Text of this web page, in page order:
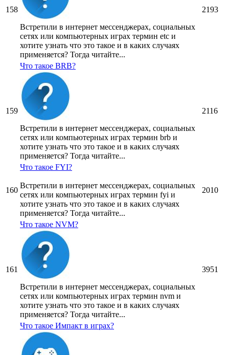
158
Встретили в интернет мессенджерах, социальных
сетях или компьютерных играх термин etc и
хотите узнать что это такое и в каких случаях
применяется? Тогда читайте...
2193
159
Что такое BRB?
Встретили в интернет мессенджерах, социальных
сетях или компьютерных играх термин brb и
хотите узнать что это такое и в каких случаях
применяется? Тогда читайте...
2116
160
Что такое FYI?
Встретили в интернет мессенджерах, социальных
сетях или компьютерных играх термин fyi и
хотите узнать что это такое и в каких случаях
применяется? Тогда читайте...
2010
161
Что такое NVM?
Встретили в интернет мессенджерах, социальных
сетях или компьютерных играх термин nvm и
хотите узнать что это такое и в каких случаях
применяется? Тогда читайте...
3951
Что такое Импакт в играх?